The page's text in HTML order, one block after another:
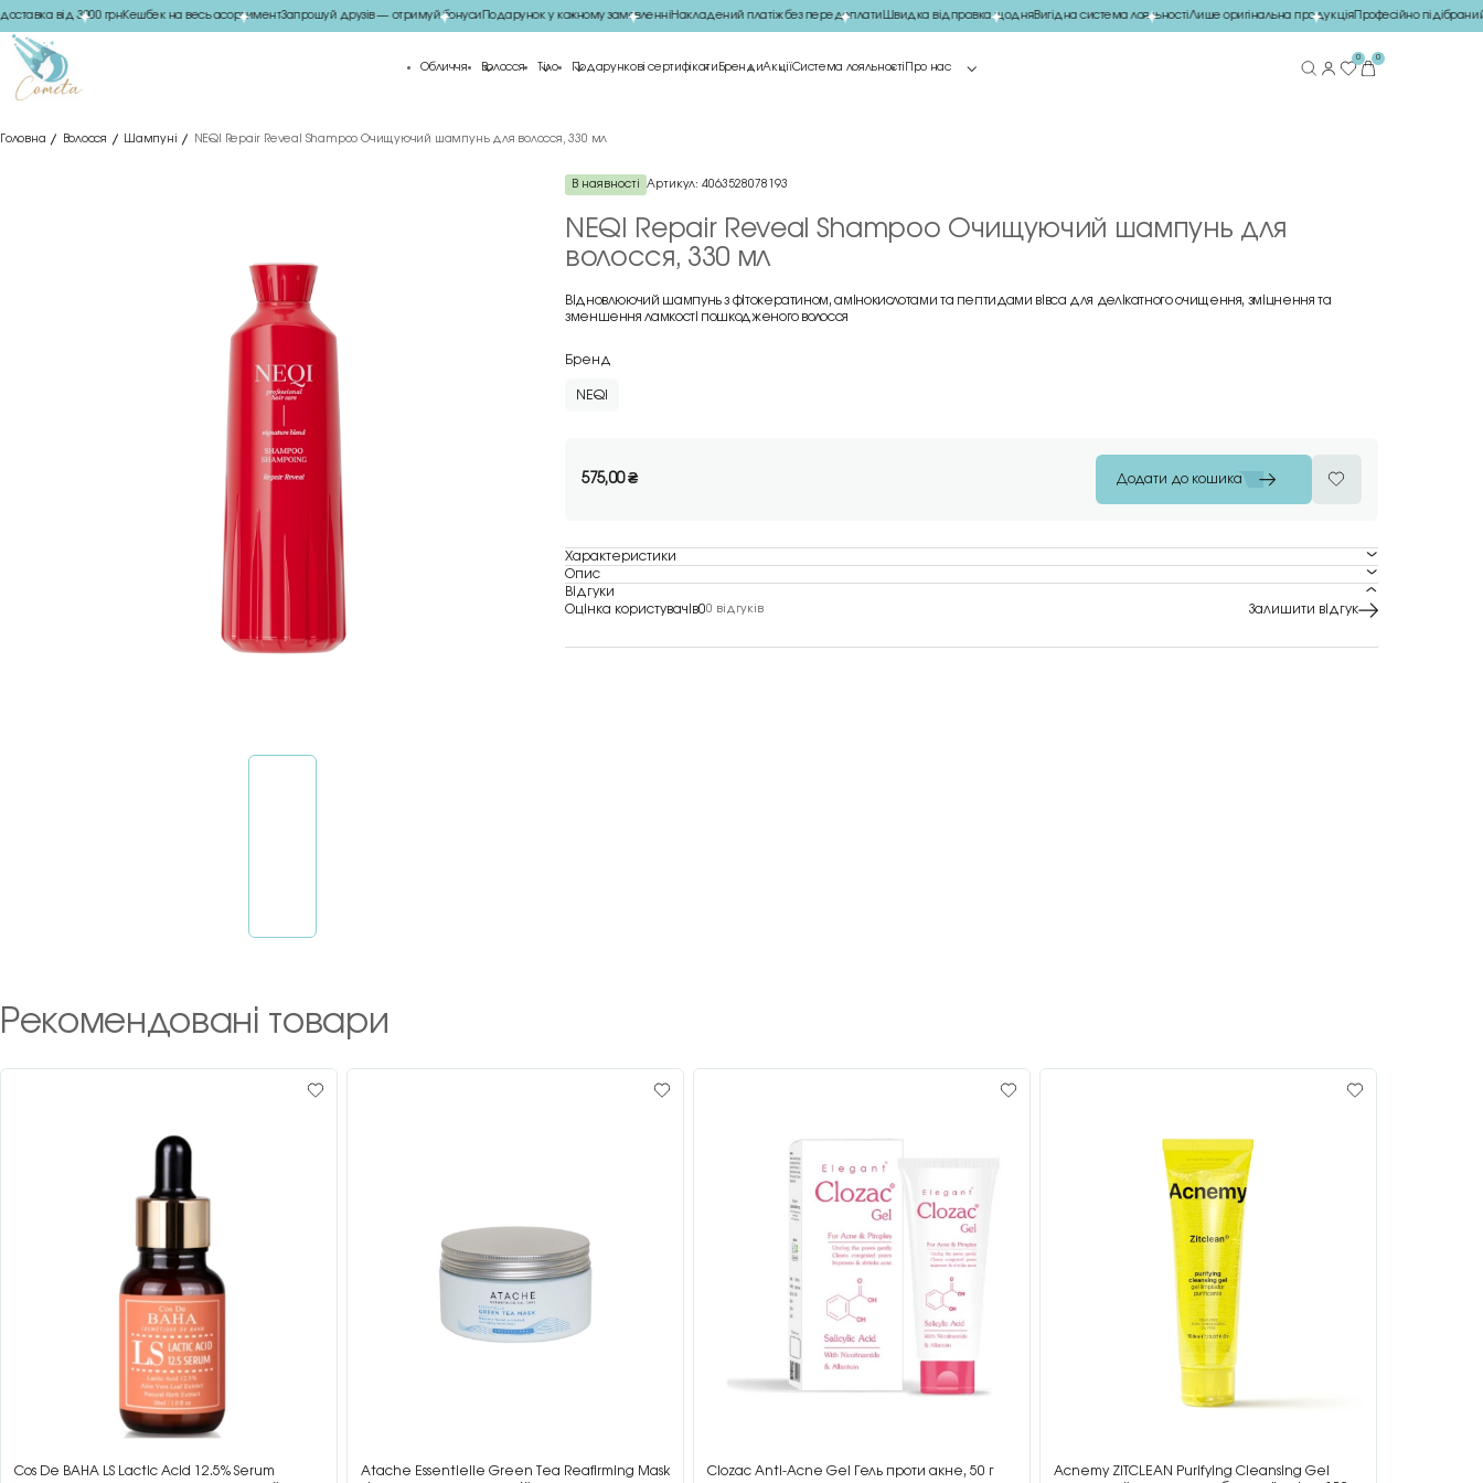
від 3000 грнКешбек на весь асортиментЗапрошуй друзів — отримуй бонусиПодарунок у кожному замовленніНакладений платіж без передоплатиШвидка відправка щодняВигідна система лояльностіЛише оригінальна продукціяПрофесійно підібраний
Обличчя Волосся Тіло Подарункові сертифікати БрендиАкціїСистема лояльності Про нас
0 0
Головна Волосся Шампуні NEQI Repair Reveal Shampoo Очищуючий шампунь для волосся, 330 мл
В наявності Артикул: 4063528078193
NEQI Repair Reveal Shampoo Очищуючий шампунь для
волосся, 330 мл
Відновлюючий шампунь з фітокератином, амінокислотами та пептидами вівса для делікатного очищення, зміцнення та
зменшення ламкості пошкодженого волосся
Бренд
NEQI
575,00₴ Додати до кошика
Характеристики
Опис
Відгуки
Оцінка користувачів00 відгуків Залишити відгук
Рекомендовані товари
Cos De BAHA LS Lactic Acid 12.5% Serum
Atache Essentielle Green Tea Reafirming Mask
Clozac Anti-Acne Gel Гель проти акне, 50 г
Acnemy ZITCLEAN Purifying Cleansing Gel